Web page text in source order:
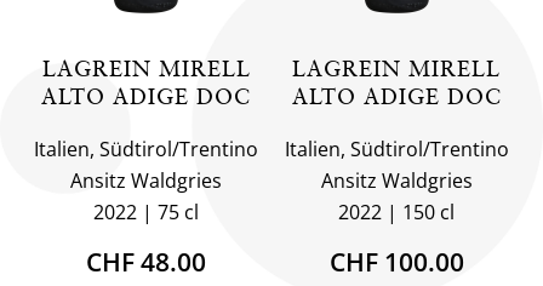
LAGREIN MIRELL
ALTO ADIGE DOC
Italien, Südtirol/Trentino
Ansitz Waldgries
2022
75 cl
CHF 48.00
LAGREIN MIRELL
ALTO ADIGE DOC
Italien, Südtirol/Trentino
Ansitz Waldgries
2022
150 cl
CHF 100.00